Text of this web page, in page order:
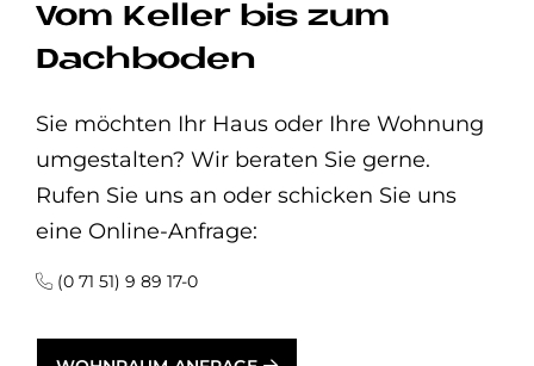
Vom Keller bis zum
Dachboden
Sie möchten Ihr Haus oder Ihre Wohnung
umgestalten? Wir beraten Sie gerne.
Rufen Sie uns an oder schicken Sie uns
eine Online-Anfrage:
(0 71 51) 9 89 17-0